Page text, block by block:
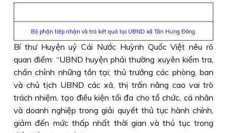
Bộ phận tiếp nhận và trả kết quả tại UBND xã Tân Hưng Ðông.
Bí thư Huyện uỷ Cái Nước Huỳnh Quốc Việt nêu rõ
quan điểm: “UBND huyện phải thường xuyên kiểm tra,
chấn chỉnh những tồn tại; thủ trưởng các phòng, ban
và chủ tịch UBND các xã, thị trấn nâng cao vai trò
trách nhiệm, tạo điều kiện tối đa cho tổ chức, cá nhân
và doanh nghiệp trong giải quyết thủ tục hành chính,
giảm đến mức thấp nhất thời gian và thủ tục trong